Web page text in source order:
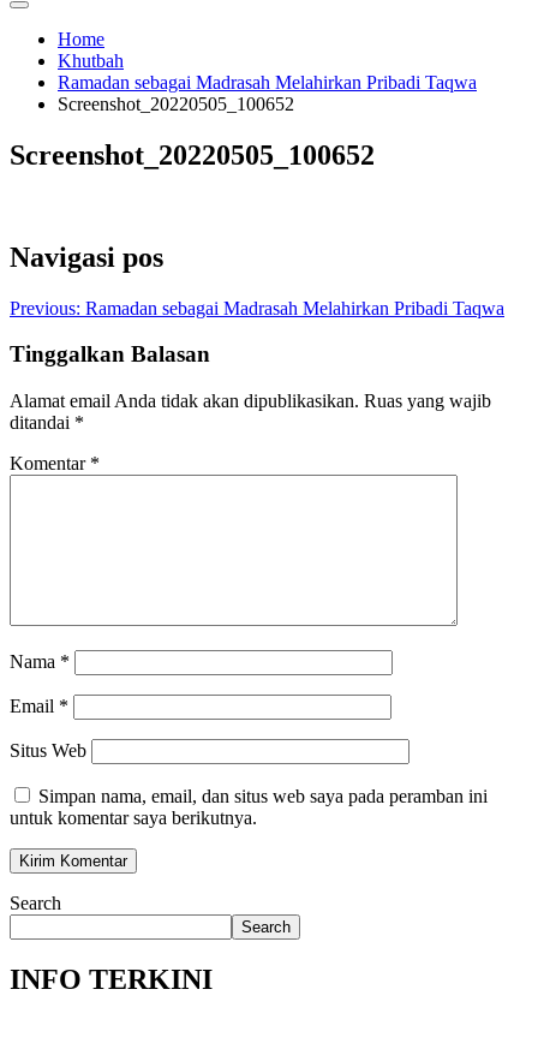
Home
Khutbah
Ramadan sebagai Madrasah Melahirkan Pribadi Taqwa
Screenshot_20220505_100652
Screenshot_20220505_100652
Navigasi pos
Previous: Ramadan sebagai Madrasah Melahirkan Pribadi Taqwa
Tinggalkan Balasan
Alamat email Anda tidak akan dipublikasikan. Ruas yang wajib
ditandai *
Komentar *
Nama *
Email *
Situs Web
Simpan nama, email, dan situs web saya pada peramban ini
untuk komentar saya berikutnya.
Search
Search
INFO TERKINI